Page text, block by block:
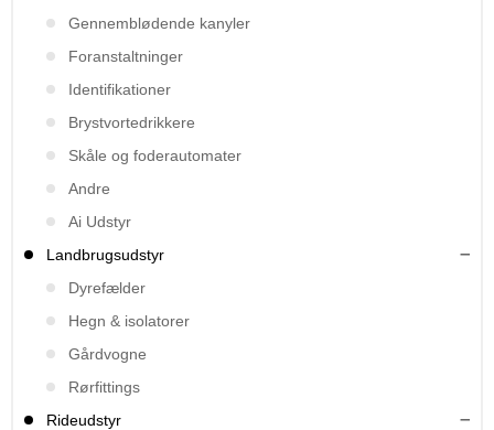
Gennemblødende kanyler
Foranstaltninger
Identifikationer
Brystvortedrikkere
Skåle og foderautomater
Andre
Ai Udstyr
Landbrugsudstyr
Dyrefælder
Hegn & isolatorer
Gårdvogne
Rørfittings
Rideudstyr